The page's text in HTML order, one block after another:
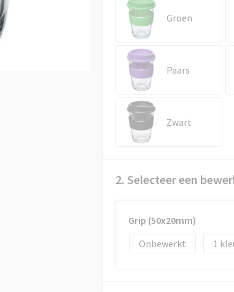
Groen
Paars
Zwart
2. Selecteer een
Grip (50x20mm)
Onbewerkt
1